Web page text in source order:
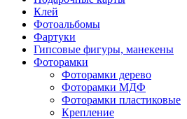
Клей
Фотоальбомы
Фартуки
Гипсовые фигуры, манекены
Фоторамки
Фоторамки дерево
Фоторамки МДФ
Фоторамки пластиковые
Крепление